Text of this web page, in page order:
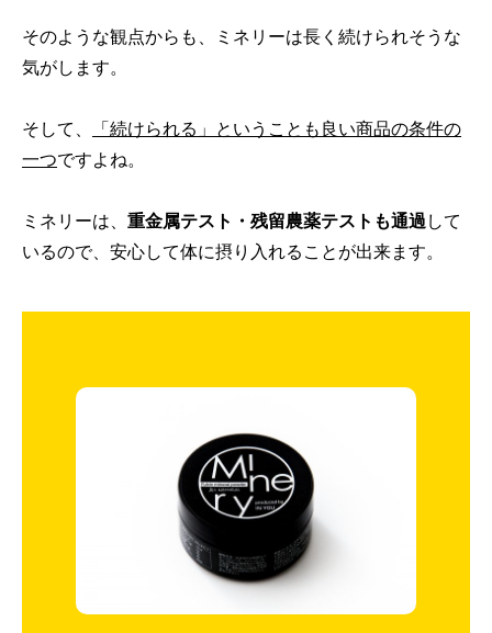
そのような観点からも、ミネリーは長く続けられそうな
気がします。
そして、
「続けられる」ということも良い商品の条件の
一つですよね。
ミネリーは、 重金属テスト・残留農薬テストも通過して
いるので、安心して体に摂り入れることが出来ます。